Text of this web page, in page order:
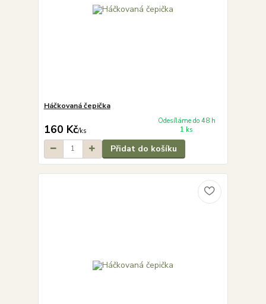
Háčkovaná čepička
160 Kč/ks
Odesíláme do 48 h
1 ks
Přidat do košíku